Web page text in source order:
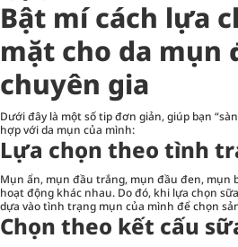
Bật mí cách lựa
mặt cho da mụn
chuyên gia
Dưới đây là một số tip đơn giản, giúp bạn
hợp với da mụn của mình:
Lựa chọn theo tình
Mụn ẩn, mụn đầu trắng, mụn đầu đen, mụn
hoạt động khác nhau. Do đó, khi lựa chọn
dựa vào tình trạng mụn của mình để chọn
Chọn theo kết cấu